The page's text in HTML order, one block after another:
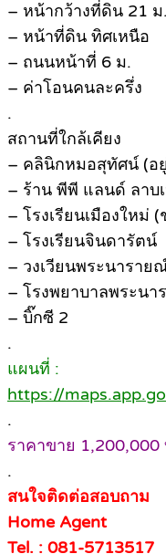
– หน้ากว้างที่ดิน 21 ม.
– หน้าที่ดิน ทิศเหนือ
– ถนนหน้าที่ 6 ม.
– ค่าโอนคนละครึ่ง
.
สถานที่ใกล้เคียง
– คลินิกหมอสุทัศน์ (อ
– ร้าน พีพี แลนด์ ลาบ
– โรงเรียนเมืองใหม่
– โรงเรียนจินดารัตน์
– วงเวียนพระนาราย
– โรงพยาบาลพระน
– บิ๊กซี 2
.
แผนที่ :
https://
.
ราคาขาย 1,200,000
.
สนใจติดต่อสอบถาม
Home Agent
Tel. : 081-5713517